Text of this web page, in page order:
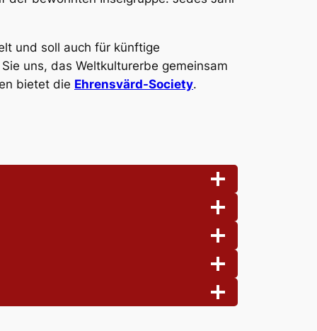
und soll auch für künftige
uns, das Weltkulturerbe gemeinsam
bietet die Ehrensvärd-Society.